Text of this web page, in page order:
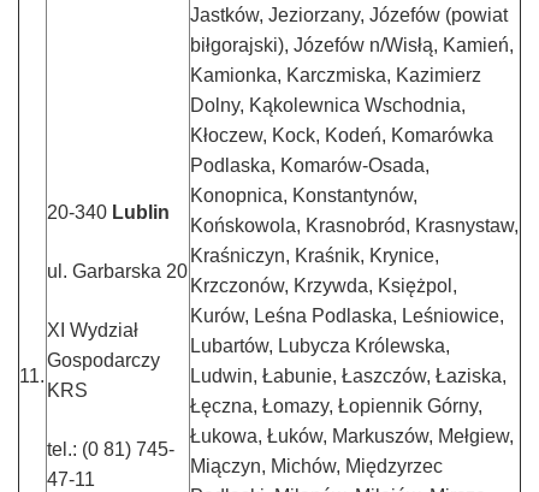
11.
20-340 Lublin
ul. Garbarska 20
XI Wydział
Gospodarczy
KRS
tel.: (0 81) 745-
47-11
Jastków, Jeziorzany, Józefów (powiat
biłgorajski), Józefów n/Wisłą, Kamień,
Kamionka, Karczmiska, Kazimierz
Dolny, Kąkolewnica Wschodnia,
Kłoczew, Kock, Kodeń, Komarówka
Podlaska, Komarów-Osada,
Konopnica, Konstantynów,
Końskowola, Krasnobród, Krasnystaw,
Kraśniczyn, Kraśnik, Krynice,
Krzczonów, Krzywda, Księżpol,
Kurów, Leśna Podlaska, Leśniowice,
Lubartów, Lubycza Królewska,
Ludwin, Łabunie, Łaszczów, Łaziska,
Łęczna, Łomazy, Łopiennik Górny,
Łukowa, Łuków, Markuszów, Mełgiew,
Miączyn, Michów, Międzyrzec